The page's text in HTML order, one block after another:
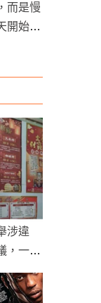
而是慢
開始
涉違
，一發